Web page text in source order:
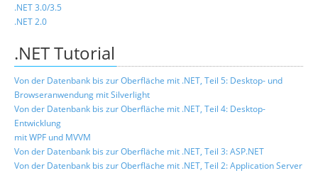
.NET 3.0/3.5
.NET 2.0
.NET Tutorial
Von der Datenbank bis zur Oberfläche mit .NET, Teil 5: Desktop- und
Browseranwendung mit Silverlight
Von der Datenbank bis zur Oberfläche mit .NET, Teil 4: Desktop-
Entwicklung
mit WPF und MVVM
Von der Datenbank bis zur Oberfläche mit .NET, Teil 3: ASP.NET
Von der Datenbank bis zur Oberfläche mit .NET, Teil 2: Application Server